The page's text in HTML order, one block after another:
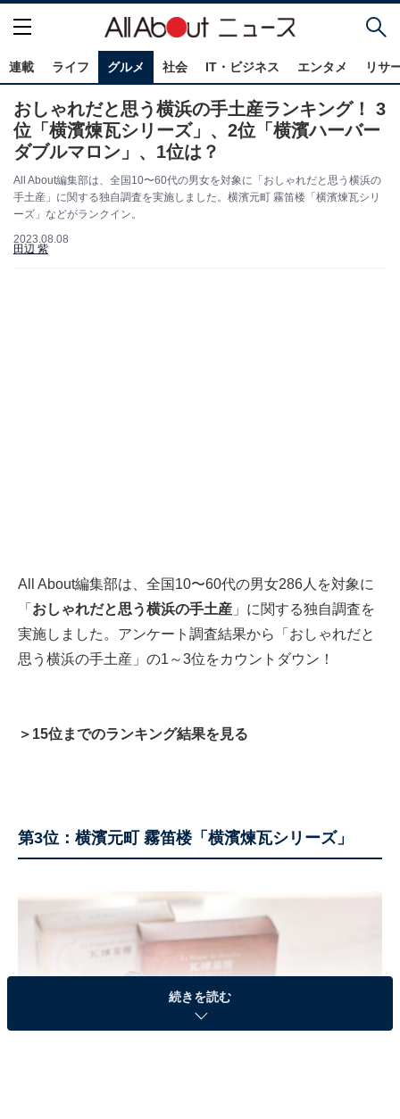
連載 ライフ グルメ 社会 IT・ビジネス エンタメ リサ
おしゃれだと思う横浜の手土産ランキング！ 3
位「横濱煉瓦シリーズ」、2位「横濱ハーバー
ダブルマロン」、1位は？
All About編集部は、全国10〜60代の男女を対象に「おしゃれだと思う横浜の
手土産」に関する独自調査を実施しました。横濱元町 霧笛楼「横濱煉瓦シリ
ーズ」などがランクイン。
2023.08.08
田辺 紫
All About編集部は、全国10〜60代の男女286人を対象に
「 おしゃれだと思う横浜の手土産 」に関する独自調査を
実施しました。アンケート調査結果から「おしゃれだと
思う横浜の手土産」の1～3位をカウントダウン！
＞15位までのランキング結果を見る
第3位：横濱元町 霧笛楼「横濱煉瓦シリーズ」
続きを読む